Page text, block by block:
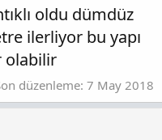
oldu dümdüz
ilerliyor bu yapı
olabilir
düzenleme: 7 May 2018